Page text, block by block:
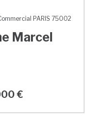
PARIS 75002
Marcel
€